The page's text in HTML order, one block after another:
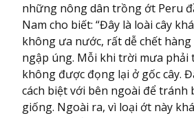
những nông dân trồng ớt Peru
Nam cho biết: “Đây là loài cây
không ưa nước, rất dễ chết
ngập úng. Mỗi khi trời mưa phải
không được đọng lại ở gốc cây.
cách biệt với bên ngoài để tránh
giống. Ngoài ra, vì loại ớt này